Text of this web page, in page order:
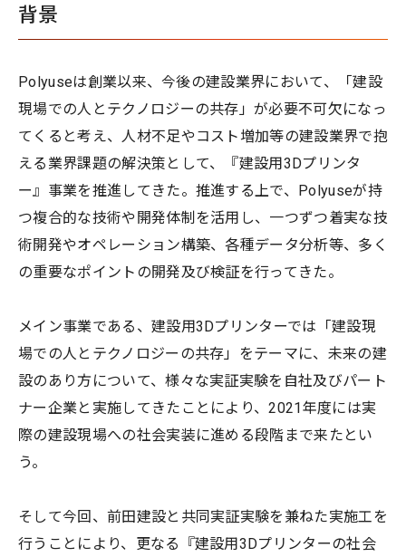
背景
Polyuseは創業以来、今後の建設業界において、「建設
現場での人とテクノロジーの共存」が必要不可欠になっ
てくると考え、人材不足やコスト増加等の建設業界で抱
える業界課題の解決策として、『建設用3Dプリンタ
ー』事業を推進してきた。推進する上で、Polyuseが持
つ複合的な技術や開発体制を活用し、一つずつ着実な技
術開発やオペレーション構築、各種データ分析等、多く
の重要なポイントの開発及び検証を行ってきた。
メイン事業である、建設用3Dプリンターでは「建設現
場での人とテクノロジーの共存」をテーマに、未来の建
設のあり方について、様々な実証実験を自社及びパート
ナー企業と実施してきたことにより、2021年度には実
際の建設現場への社会実装に進める段階まで来たとい
う。
そして今回、前田建設と共同実証実験を兼ねた実施工を
行うことにより、更なる『建設用3Dプリンターの社会